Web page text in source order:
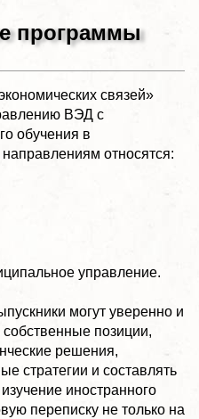
программы
связей»
ВЭД с
обучения в
относятся:
управление.
могут уверенно и
собственные позиции,
решения,
стратегии и составлять
иностранного
переписку не только на